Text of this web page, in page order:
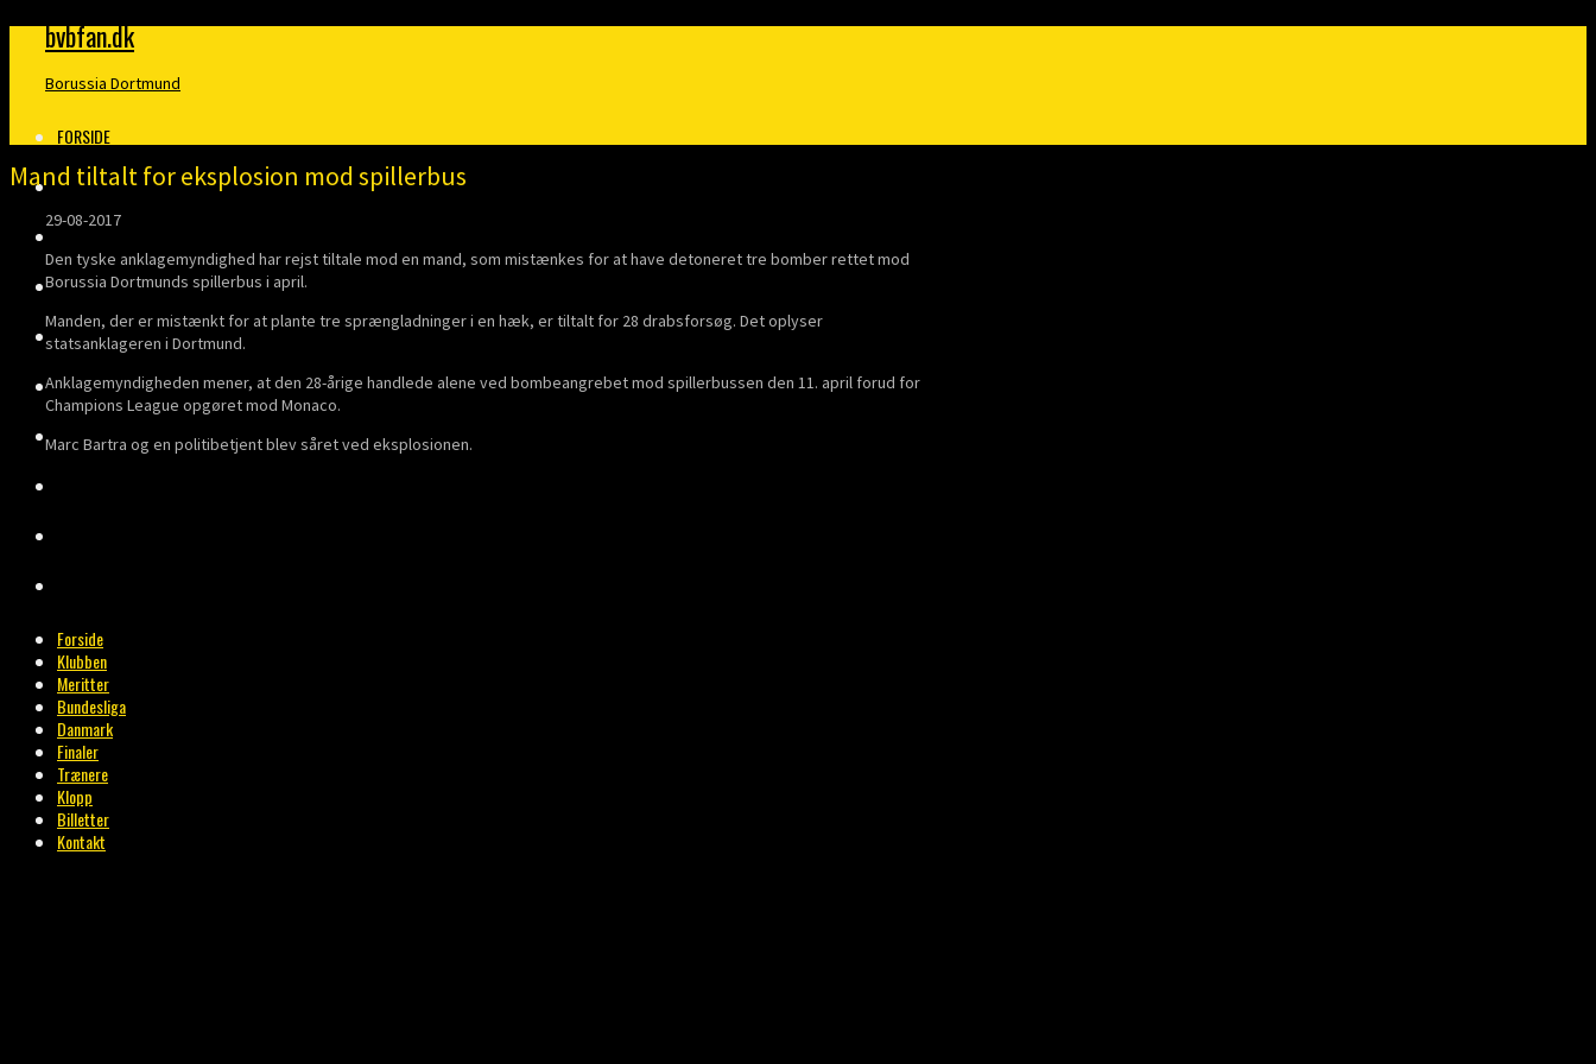
bvbfan.dk
Borussia Dortmund
FORSIDE
KLUBBEN
BUNDESLIGA
DANMARK
FINALER
TRÆNERE
Forside
Klubben
Meritter
Bundesliga
Danmark
Finaler
Trænere
Klopp
Billetter
Kontakt
Mand tiltalt for eksplosion mod spillerbus
29-08-2017
Den tyske anklagemyndighed har rejst tiltale mod en mand, som mistænkes for at have detoneret tre bomber rettet mod
Borussia Dortmunds spillerbus i april.
Manden, der er mistænkt for at plante tre sprængladninger i en hæk, er tiltalt for 28 drabsforsøg. Det oplyser
statsanklageren i Dortmund.
Anklagemyndigheden mener, at den 28-årige handlede alene ved bombeangrebet mod spillerbussen den 11. april forud for
Champions League opgøret mod Monaco.
Marc Bartra og en politibetjent blev såret ved eksplosionen.